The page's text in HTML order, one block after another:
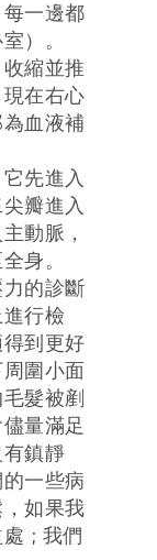
一邊都
）。
縮並推
在右心
血液補
先進入
瓣進入
動脈，
身。
的診斷
行檢
到更好
圍小面
髮被剷
量滿足
鎮靜
的一些病
如果我
; 我們